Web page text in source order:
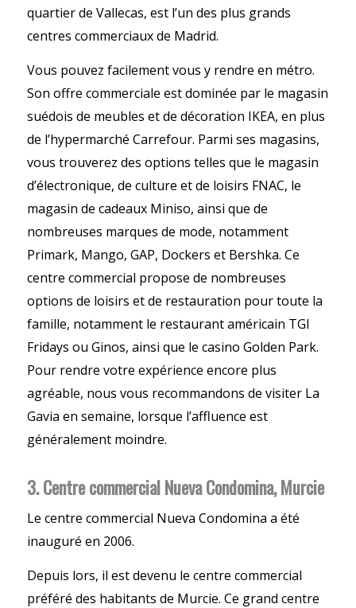
quartier de Vallecas, est l’un des plus grands
centres commerciaux de Madrid.
Vous pouvez facilement vous y rendre en métro.
Son offre commerciale est dominée par le magasin
suédois de meubles et de décoration IKEA, en plus
de l’hypermarché Carrefour. Parmi ses magasins,
vous trouverez des options telles que le magasin
d’électronique, de culture et de loisirs FNAC, le
magasin de cadeaux Miniso, ainsi que de
nombreuses marques de mode, notamment
Primark, Mango, GAP, Dockers et Bershka. Ce
centre commercial propose de nombreuses
options de loisirs et de restauration pour toute la
famille, notamment le restaurant américain TGI
Fridays ou Ginos, ainsi que le casino Golden Park.
Pour rendre votre expérience encore plus
agréable, nous vous recommandons de visiter La
Gavia en semaine, lorsque l’affluence est
généralement moindre.
3. Centre commercial Nueva Condomina, Murcie
Le centre commercial Nueva Condomina a été
inauguré en 2006.
Depuis lors, il est devenu le centre commercial
préféré des habitants de Murcie. Ce grand centre